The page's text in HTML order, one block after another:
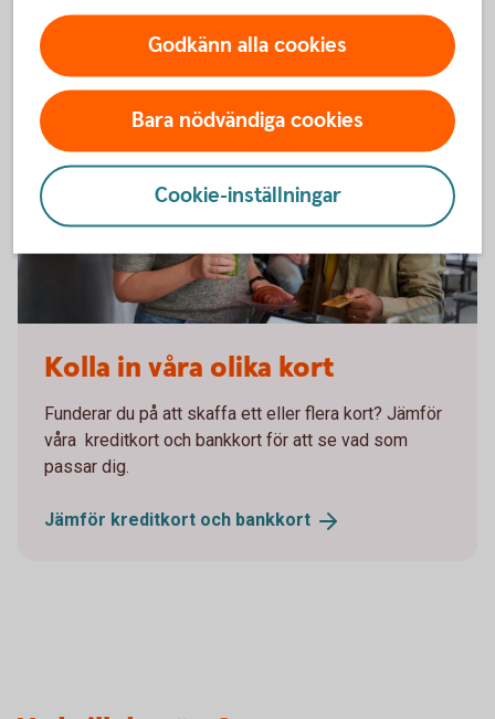
Kolla in våra olika kort
Funderar du på att skaffa ett eller flera kort? Jämför
våra kreditkort och bankkort för att se vad som
passar dig.
Jämför kreditkort och bankkort
Godkänn alla cookies
Bara nödvändiga cookies
Cookie-inställningar